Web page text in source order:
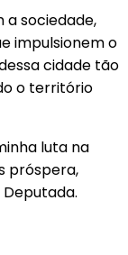
a sociedade,
impulsionem o
cidade tão
o território
luta na
próspera,